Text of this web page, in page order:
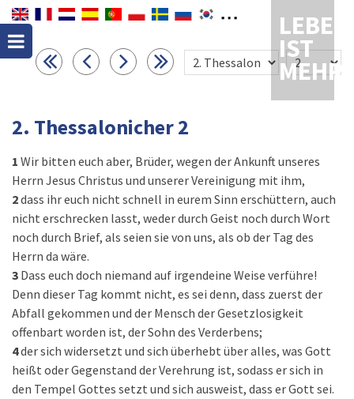
LEBEN
IST
MEHR
2. Thessalonicher 2
1 Wir bitten euch aber, Brüder, wegen der Ankunft unseres
Herrn Jesus Christus und unserer Vereinigung mit ihm,
2dass ihr euch nicht schnell in eurem Sinn erschüttern, auch
nicht erschrecken lasst, weder durch Geist noch durch Wort
noch durch Brief, als seien sie von uns, als ob der Tag des
Herrn da wäre.
3 Dass euch doch niemand auf irgendeine Weise verführe!
Denn dieser Tag kommt nicht, es sei denn, dass zuerst der
Abfall gekommen und der Mensch der Gesetzlosigkeit
offenbart worden ist, der Sohn des Verderbens;
4der sich widersetzt und sich überhebt über alles, was Gott
heißt oder Gegenstand der Verehrung ist, sodass er sich in
den Tempel Gottes setzt und sich ausweist, dass er Gott sei.